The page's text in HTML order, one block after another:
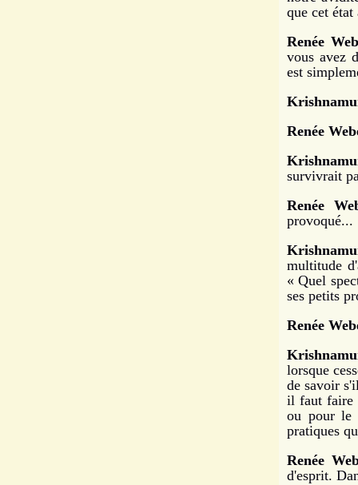
que cet état
Renée
vous avez
est
Renée
survivrait
Renée
provoqué...
multitude
« Quel
ses petits
Renée
lorsque
de savoir
il faut faire
ou pour le
pratiques
Renée
d'esprit.